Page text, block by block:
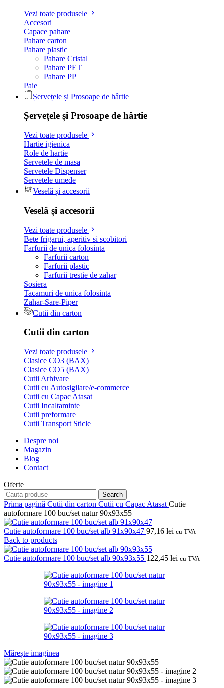
Vezi toate produsele
Accesori
Capace pahare
Pahare carton
Pahare plastic
Pahare Cristal
Pahare PET
Pahare PP
Paie
Șervețele și Prosoape de hârtie
Șervețele și Prosoape de hârtie
Vezi toate produsele
Hartie igienica
Role de hartie
Servetele de masa
Servetele Dispenser
Servetele umede
Veselă și accesorii
Veselă și accesorii
Vezi toate produsele
Bete frigarui, aperitiv si scobitori
Farfurii de unica folosinta
Farfurii carton
Farfurii plastic
Farfurii trestie de zahar
Sosiera
Tacamuri de unica folosinta
Zahar-Sare-Piper
Cutii din carton
Cutii din carton
Vezi toate produsele
Clasice CO3 (BAX)
Clasice CO5 (BAX)
Cutii Arhivare
Cutii cu Autosigilare/e-commerce
Cutii cu Capac Atasat
Cutii Incaltaminte
Cutii preformare
Cutii Transport Sticle
Despre noi
Magazin
Blog
Contact
Oferte
Search
Prima pagină Cutii din carton Cutii cu Capac Atasat Cutie
autoformare 100 buc/set natur 90x93x55
Cutie autoformare 100 buc/set alb 91x90x47 97,16 lei cu TVA
Back to products
Cutie autoformare 100 buc/set alb 90x93x55 122,45 lei cu TVA
Mărește imaginea